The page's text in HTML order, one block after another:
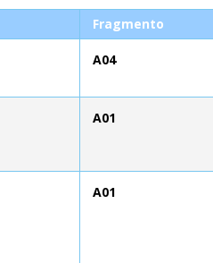
Fragmento
A04
A01
A01